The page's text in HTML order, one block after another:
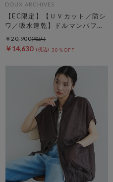
DOUX ARCHIVES
【EC限定】【ＵＶカット／防シ
ワ／吸水速乾】ドルマンパフジ
ャケット
￥14,630 30％OFF
￥20,900